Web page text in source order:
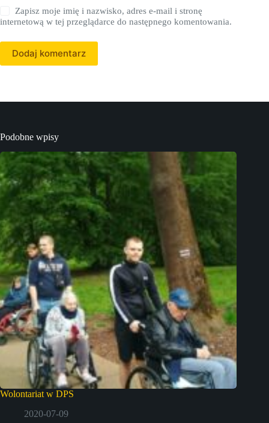
Zapisz moje imię i nazwisko, adres e-mail i stronę
internetową w tej przeglądarce do następnego komentowania.
Dodaj komentarz
Podobne wpisy
Wolontariat w DPS
2020-07-09